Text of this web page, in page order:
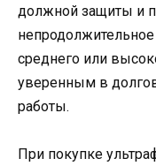
должной защиты и
среднего или
уверенным в
работы.
При покупке